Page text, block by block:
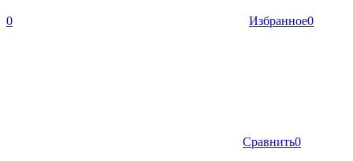
0 Избранное0
Сравнить0